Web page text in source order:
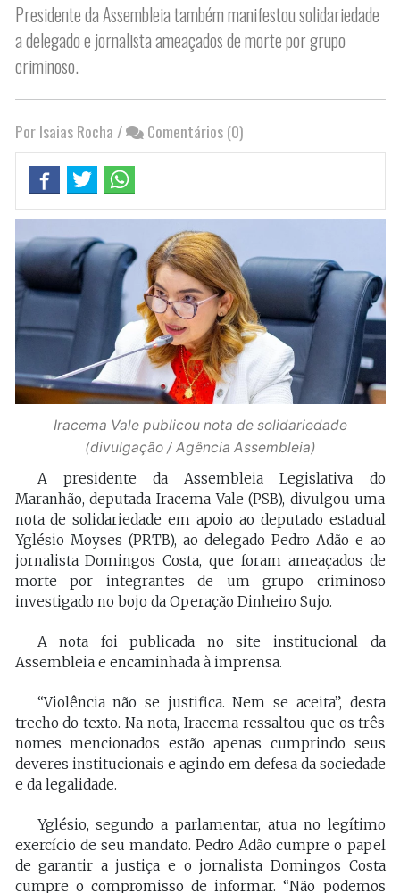
Presidente da Assembleia também manifestou solidariedade
a delegado e jornalista ameaçados de morte por grupo
criminoso.
Por Isaias Rocha / Comentários (0)
Iracema Vale publicou nota de solidariedade
(divulgação / Agência Assembleia)
A presidente da Assembleia Legislativa do
Maranhão, deputada Iracema Vale (PSB), divulgou uma
nota de solidariedade em apoio ao deputado estadual
Yglésio Moyses (PRTB), ao delegado Pedro Adão e ao
jornalista Domingos Costa, que foram ameaçados de
morte por integrantes de um grupo criminoso
investigado no bojo da Operação Dinheiro Sujo.
A nota foi publicada no site institucional da
Assembleia e encaminhada à imprensa.
“Violência não se justifica. Nem se aceita”, desta
trecho do texto. Na nota, Iracema ressaltou que os três
nomes mencionados estão apenas cumprindo seus
deveres institucionais e agindo em defesa da sociedade
e da legalidade.
Yglésio, segundo a parlamentar, atua no legítimo
exercício de seu mandato. Pedro Adão cumpre o papel
de garantir a justiça e o jornalista Domingos Costa
cumpre o compromisso de informar. “Não podemos